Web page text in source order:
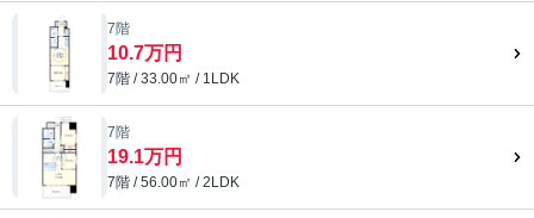
7階
10.7万円
7階 / 33.00㎡ / 1LDK
7階
19.1万円
7階 / 56.00㎡ / 2LDK